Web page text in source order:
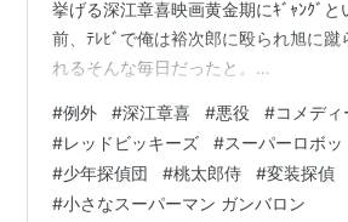
挙げる深江章喜映画黄金期にｷﾞｬﾝｸﾞと
前、ﾃﾚﾋﾞで俺は裕次郎に殴られ旭に蹴
れるそんな毎日だったと。
(@xNhLqbkEnk3ppYa) 2026年5月10
らテレビもそう。現代劇でも悪役を演
代劇でも悪役を演じる事が深江章喜は
事には何でも例外が存在する。実は数
#例外 #深江章喜 #悪役 #コメディ
#レッドビッキーズ #スーパーロボ
#少年探偵団 #桃太郎侍 #変装探偵
#小さなスーパーマン ガンバロン